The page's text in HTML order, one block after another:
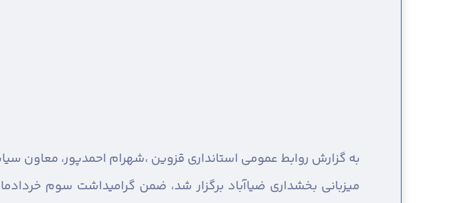
به گزارش روابط عمومی استانداری قزوین ،شهرام احمدپور، معاون
میزبانی بخشداری ضیاآباد برگزار شد، ضمن گرامیداشت سوم